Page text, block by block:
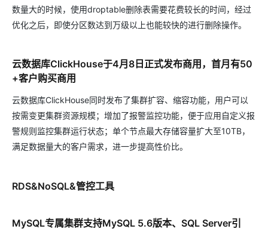
数量大的时候，使用droptable删除表需要花费较长的时间，经过
优化之后，即使分区数达到万级以上也能较快的进行删除操作。
云数据库ClickHouse于4月8日正式发布商用，首月有50
+客户购买商用
云数据库ClickHouse同时发布了集群扩容、缩容功能，用户可以
按需变更集群资源规模；增加了报警监控功能，便于应用自定义报
警规则监控集群运行状态；单个节点最大存储容量扩大至10TB，
满足数据量大的客户需求，进一步提高性价比。
RDS&NoSQL&管控工具
MySQL专属集群支持MySQL 5.6版本、SQL Server引